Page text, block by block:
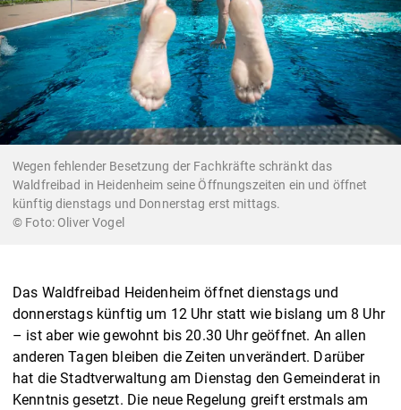
Wegen fehlender Besetzung der Fachkräfte schränkt das
Waldfreibad in Heidenheim seine Öffnungszeiten ein und öffnet
künftig dienstags und Donnerstag erst mittags.
© Foto: Oliver Vogel
Das Waldfreibad Heidenheim öffnet dienstags und
donnerstags künftig um 12 Uhr statt wie bislang um 8 Uhr
– ist aber wie gewohnt bis 20.30 Uhr geöffnet. An allen
anderen Tagen bleiben die Zeiten unverändert. Darüber
hat die Stadtverwaltung am Dienstag den Gemeinderat in
Kenntnis gesetzt. Die neue Regelung greift erstmals am